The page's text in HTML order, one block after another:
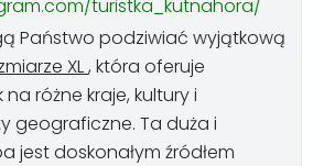
turistka_kutnahora/
Państwo podziwiać wyjątkową
XL, która oferuje
różne kraje, kultury i
geograficzne. Ta duża i
jest doskonałym źródłem